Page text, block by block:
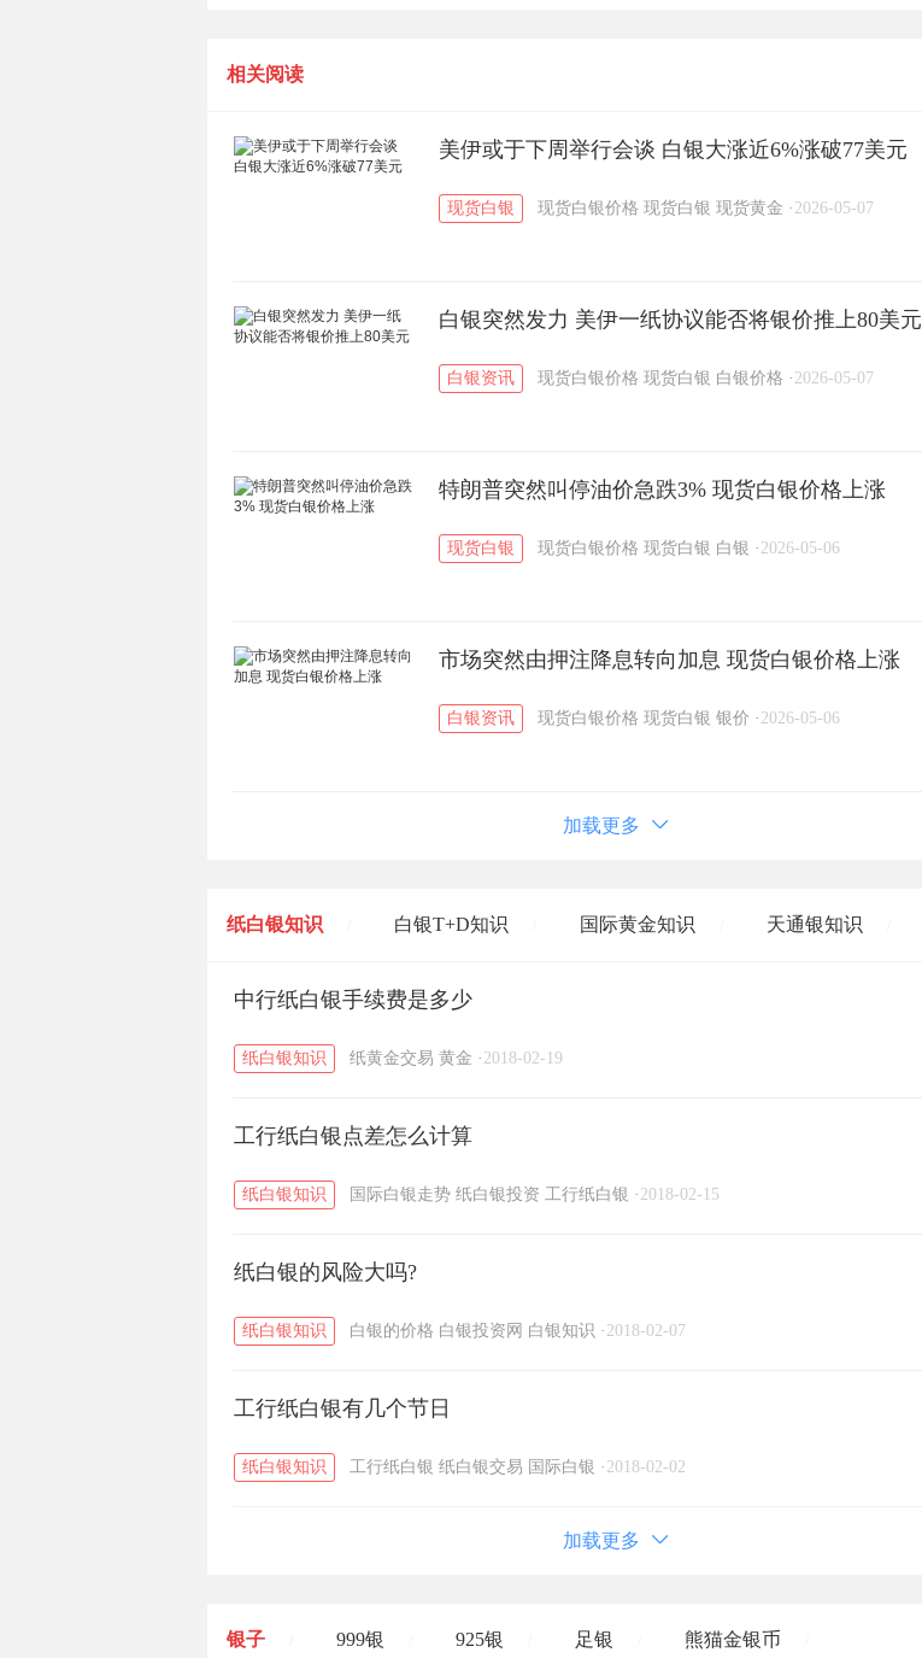
相关阅读
美伊或于下周举行会谈 白银大涨近6%涨破77美元
现货白银 现货白银价格 现货白银 现货黄金 · 2026-05-07
白银突然发力 美伊一纸协议能否将银价推上80美元
白银资讯 现货白银价格 现货白银 白银价格 · 2026-05-07
特朗普突然叫停油价急跌3% 现货白银价格上涨
现货白银 现货白银价格 现货白银 白银 · 2026-05-06
市场突然由押注降息转向加息 现货白银价格上涨
白银资讯 现货白银价格 现货白银 银价 · 2026-05-06
加载更多
纸白银知识 白银T+D知识 国际黄金知识 天通银知识
黄金T+D知识 / 粤贵银知识
中行纸白银手续费是多少
纸白银知识 纸黄金交易 黄金 · 2018-02-19
工行纸白银点差怎么计算
纸白银知识 国际白银走势 纸白银投资 工行纸白银 · 2018-02-15
纸白银的风险大吗?
纸白银知识 白银的价格 白银投资网 白银知识 · 2018-02-07
工行纸白银有几个节日
纸白银知识 工行纸白银 纸白银交易 国际白银 · 2018-02-02
加载更多
银子 999银 925银 足银 熊猫金银币